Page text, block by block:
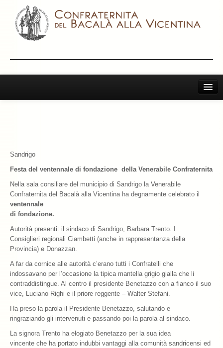
Storia e Leggenda
La Confraternita
Archivio 2018
Archivio 2017
Archivio 2010-2016
Bacalà Club
Sulla Rotta del Bacalà – Via Querinissima
Sandrigo
Festa del ventennale di fondazione della Venerabile Confraternita
Nella sala consiliare del municipio di Sandrigo la Venerabile
Confraternita del Bacalà alla Vicentina ha degnamente celebrato il
ventennale
di fondazione.
Autorità presenti: il sindaco di Sandrigo, Barbara Trento. I
Consiglieri regionali Ciambetti (anche in rappresentanza della
Provincia) e Donazzan.
A far da cornice alle autorità c’erano tutti i Confratelli che
indossavano per l’occasione la tipica mantella grigio gialla che li
contraddistingue. Al centro il presidente Benetazzo con a fianco il suo
vice, Luciano Righi e il priore reggente – Walter Stefani.
Ha preso la parola il Presidente Benetazzo, salutando e
ringraziando gli intervenuti e passando poi la parola al sindaco.
La signora Trento ha elogiato Benetazzo per la sua idea
vincente che ha portato indubbi vantaggi alla comunità sandricensi ed